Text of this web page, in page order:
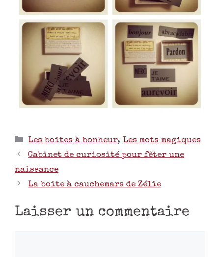
Les boîtes à bonheur, Les mots magiques
Cabinet de curiosité pour fêter une
naissance
La boîte à cauchemars de Zélie
Laisser un commentaire